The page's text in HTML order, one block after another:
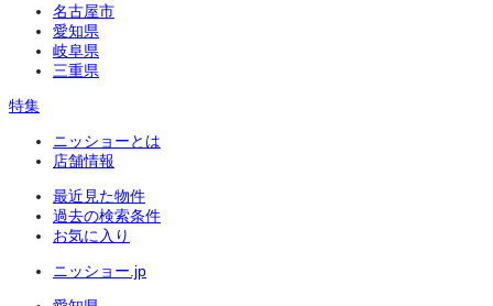
名古屋市
愛知県
岐阜県
三重県
特集
ニッショーとは
店舗情報
最近見た物件
過去の検索条件
お気に入り
ニッショー.jp